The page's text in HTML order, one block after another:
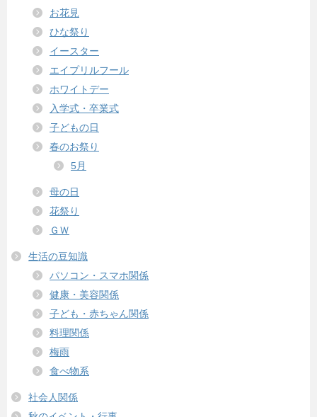
お花見
ひな祭り
イースター
エイプリルフール
ホワイトデー
入学式・卒業式
子どもの日
春のお祭り
5月
母の日
花祭り
ＧＷ
生活の豆知識
パソコン・スマホ関係
健康・美容関係
子ども・赤ちゃん関係
料理関係
梅雨
食べ物系
社会人関係